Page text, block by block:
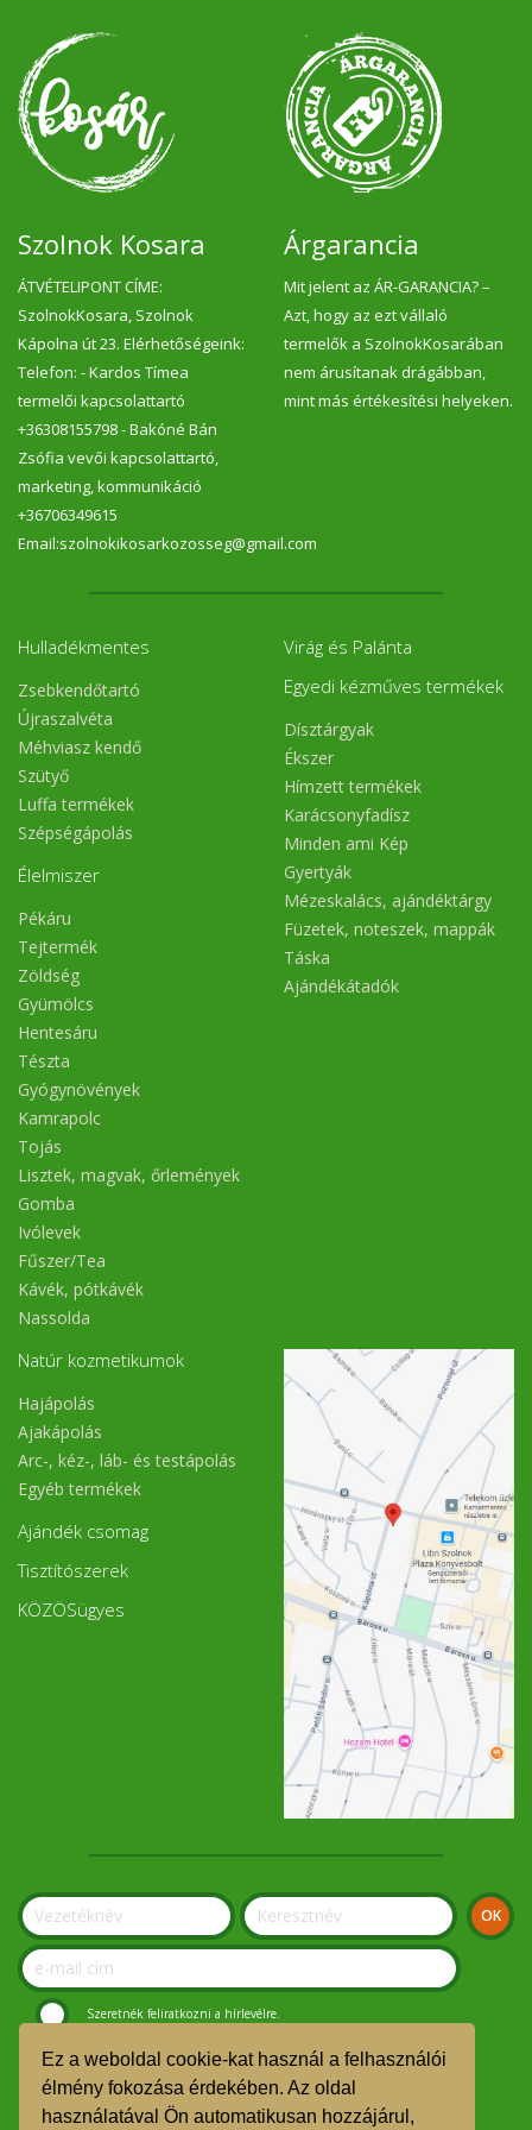
Ez a weboldal cookie-kat használ a felhasználói
élmény fokozása érdekében. Az oldal
használatával Ön automatikusan hozzájárul,
élményt nyújtanak, miközben a gondos
tartás és feldolgozás miatt nincs
jellegzetes utóízük vagy aromájuk. Ezért
azok is kedvelni fogják, akik nem
rajonganak a kecsketej ízéért.
Szolnok Kosara
ÁTVÉTELIPONT CÍME:
SzolnokKosara, Szolnok
Kápolna út 23. Elérhetőségeink:
Telefon: - Kardos Tímea
termelői kapcsolattartó
+36308155798 - Bakóné Bán
Zsófia vevői kapcsolattartó,
marketing, kommunikáció
+36706349615
Email:szolnokikosarkozosseg@gmail.com
Árgarancia
Mit jelent az ÁR-GARANCIA? –
Azt, hogy az ezt vállaló
termelők a SzolnokKosarában
nem árusítanak drágábban,
mint más értékesítési helyeken.
Hulladékmentes
Zsebkendőtartó
Újraszalvéta
Méhviasz kendő
Szütyő
Luffa termékek
Szépségápolás
Élelmiszer
Pékáru
Tejtermék
Zöldség
Gyümölcs
Hentesáru
Tészta
Gyógynövények
Kamrapolc
Tojás
Lisztek, magvak, őrlemények
Gomba
Ivólevek
Fűszer/Tea
Kávék, pótkávék
Nassolda
Virág és Palánta
Egyedi kézműves termékek
Dísztárgyak
Ékszer
Hímzett termékek
Karácsonyfadísz
Minden ami Kép
Gyertyák
Mézeskalács, ajándéktárgy
Füzetek, noteszek, mappák
Táska
Ajándékátadók
Natúr kozmetikumok
Hajápolás
Ajakápolás
Arc-, kéz-, láb- és testápolás
Egyéb termékek
Ajándék csomag
Tisztítószerek
KÖZÖSügyes
Szeretnék feliratkozni a hírlevélre.
© Szolnoki Kosár Közösség 2019.
GDPR